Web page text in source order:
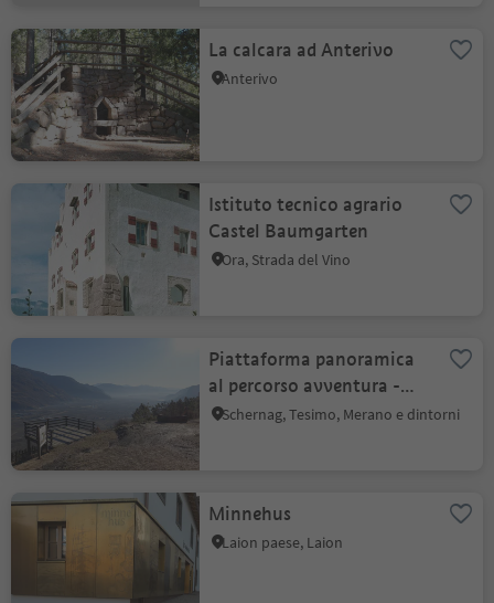
La calcara ad Anterivo
Anterivo
Istituto tecnico agrario
Castel Baumgarten
Ora, Strada del Vino
Piattaforma panoramica
al percorso avventura -
natura "Vorbichl"
Schernag, Tesimo, Merano e dintorni
Minnehus
Laion paese, Laion